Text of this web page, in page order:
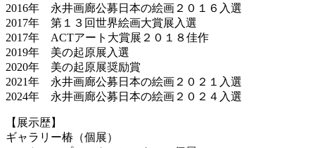
2016年 永井画廊公募日本の絵画２０１６入選
2017年 第１３回世界絵画大賞展入選
2017年 ACTアート大賞展２０１８佳作
2019年 美の起原展入選
2020年 美の起原展奨励賞
2021年 永井画廊公募日本の絵画２０２１入選
2024年 永井画廊公募日本の絵画２０２４入選
【展示歴】
ギャラリー椿（個展）